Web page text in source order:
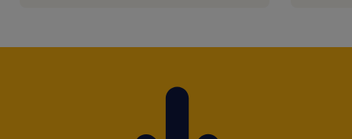
collaboratif et à taille humaine.